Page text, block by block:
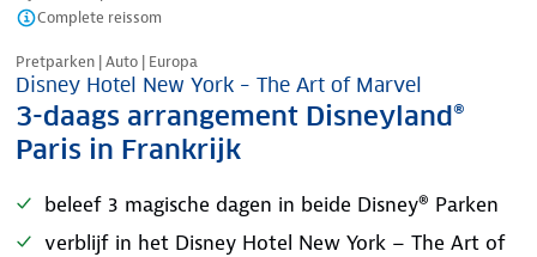
Complete reissom
Pretparken | Auto | Europa
Disney Hotel New York – The Art of Marvel
3-daags arrangement Disneyland®
Paris in Frankrijk
beleef 3 magische dagen in beide Disney® Parken
verblijf in het Disney Hotel New York – The Art of